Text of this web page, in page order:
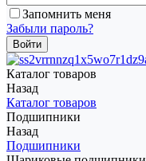
Запомнить меня
Забыли пароль?
Каталог товаров
Назад
Каталог товаров
Подшипники
Назад
Подшипники